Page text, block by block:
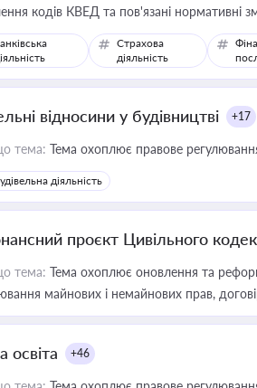
кодів КВЕД та пов'язані нормативні
Страхова
діяльність
відносини у будівництві +17
тема: Тема охоплює правове
діяльність
проєкт Цивільного
тема: Тема охоплює оновлення та
майнових і немайнових прав,
освіта +46